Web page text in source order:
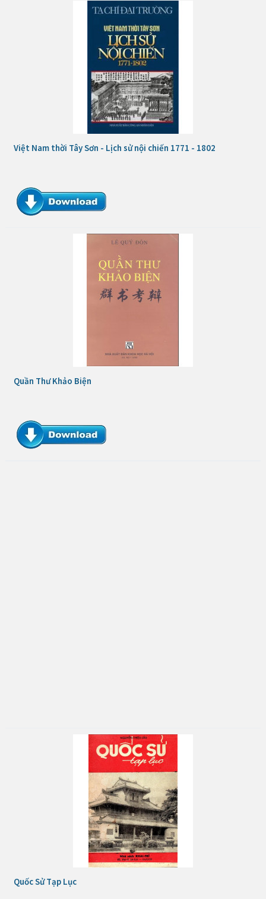
Việt Nam thời Tây Sơn - Lịch sử nội chiến 1771 - 1802
Quần Thư Khảo Biện
Quốc Sử Tạp Lục